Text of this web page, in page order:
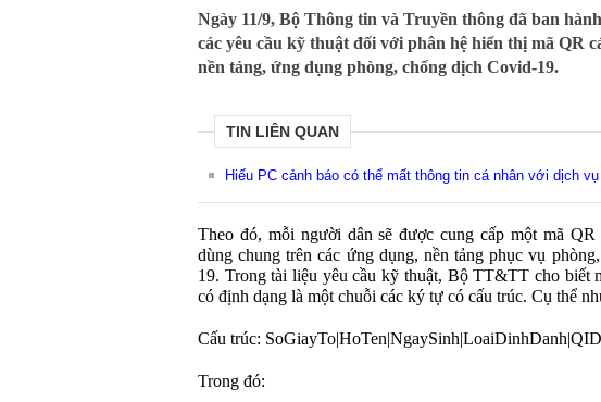
Ngày 11/9, Bộ Thông tin và Truyền thông đã ban
các yêu cầu kỹ thuật đối với phân hệ hiển thị mã QR
nền tảng, ứng dụng phòng, chống dịch Covid-19.
TIN LIÊN QUAN
Hiếu PC cảnh báo có thể mất thông tin cá nhân với dịch
Theo đó, mỗi người dân sẽ được cung cấp một mã
dùng chung trên các ứng dụng, nền tảng phục vụ
19. Trong tài liệu yêu cầu kỹ thuật, Bộ TT&TT cho biết
có định dạng là một chuỗi các ký tự có cấu trúc. Cụ thể
Cấu trúc:
Trong đó: